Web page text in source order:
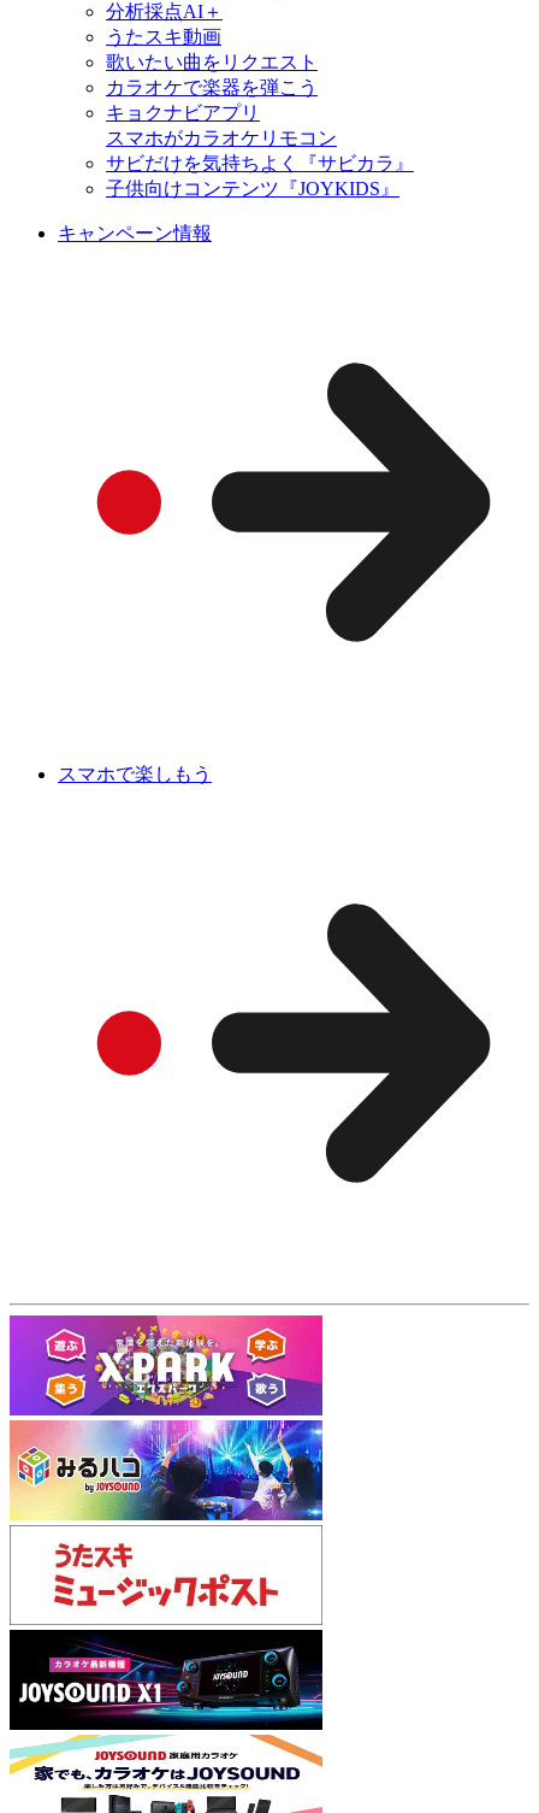
分析採点AI＋
うたスキ動画
歌いたい曲をリクエスト
カラオケで楽器を弾こう
キョクナビアプリ
スマホがカラオケリモコン
サビだけを気持ちよく『サビカラ』
子供向けコンテンツ『JOYKIDS』
キャンペーン情報
スマホで楽しもう